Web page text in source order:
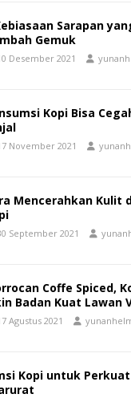
Sarapan
Gemuk
Desember 2021
Kopi Bisa
November 2021
Mencerahkan Kulit
September 2021
Coffe Spiced,
Badan Kuat Lawan
Agustus 2021
Kopi untuk